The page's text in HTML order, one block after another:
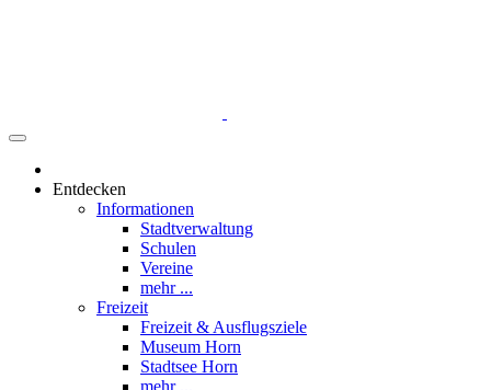
Entdecken
Informationen
Stadtverwaltung
Schulen
Vereine
mehr ...
Freizeit
Freizeit & Ausflugsziele
Museum Horn
Stadtsee Horn
mehr ...